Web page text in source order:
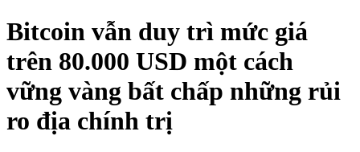
Bitcoin vẫn duy trì mức giá
trên 80.000 USD một cách
vững vàng bất chấp những rủi
ro địa chính trị